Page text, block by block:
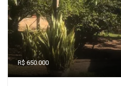
R$ 650.000